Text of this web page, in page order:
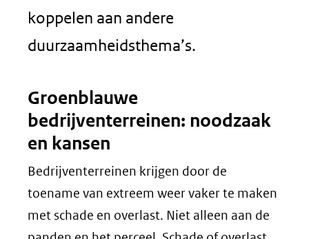
koppelen aan andere
duurzaamheidsthema’s.
Groenblauwe
bedrijventerreinen: noodzaak
en kansen
Bedrijventerreinen krijgen door de
toename van extreem weer vaker te maken
met schade en overlast. Niet alleen aan de